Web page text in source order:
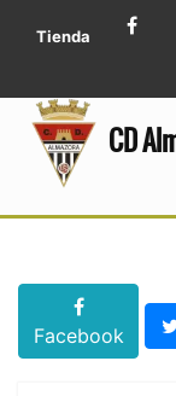
Tienda
CD
Facebook